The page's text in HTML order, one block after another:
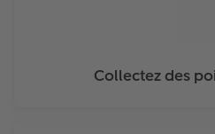
Collectez des